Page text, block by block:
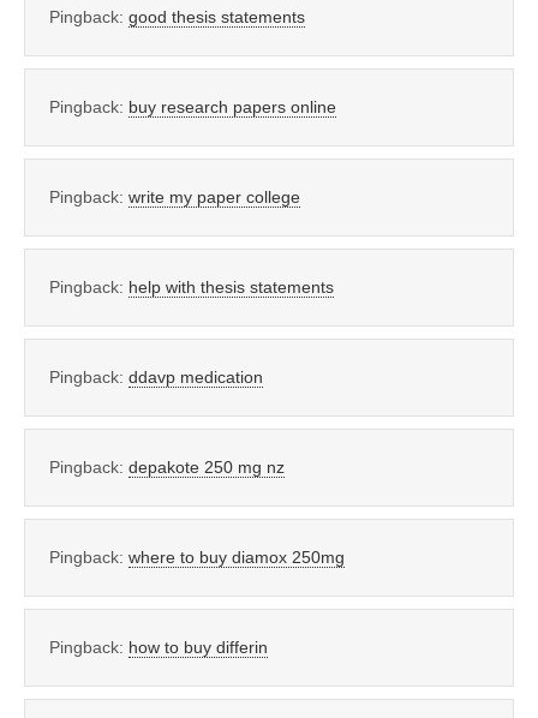
Pingback: good thesis statements
Pingback: buy research papers online
Pingback: write my paper college
Pingback: help with thesis statements
Pingback: ddavp medication
Pingback: depakote 250 mg nz
Pingback: where to buy diamox 250mg
Pingback: how to buy differin